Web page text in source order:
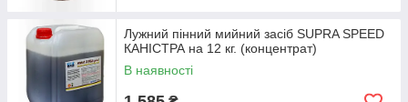
Лужний пінний мийний засіб SUPRA SPEED
КАНІСТРА на 12 кг. (концентрат)
В наявності